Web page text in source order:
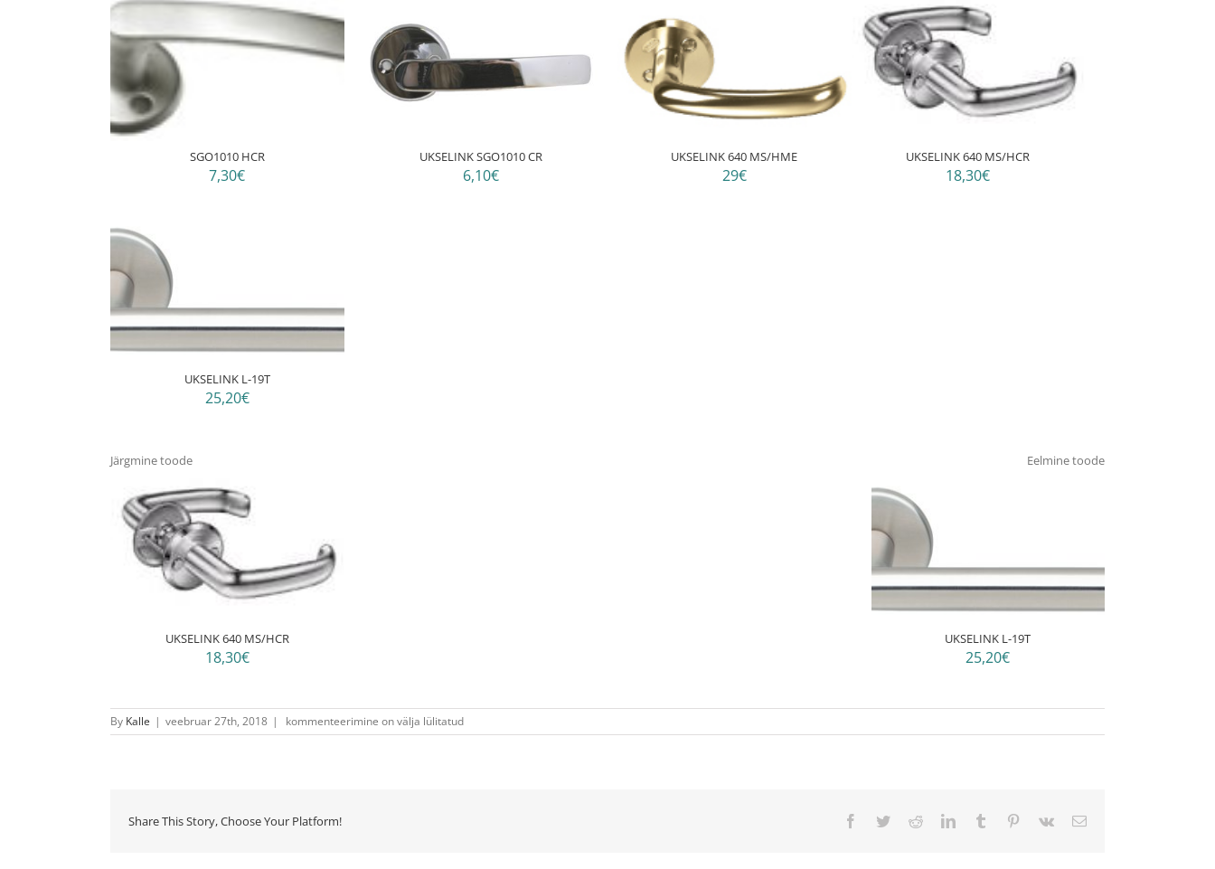
SGO1010 HCR
7,30€
UKSELINK SGO1010 CR
6,10€
UKSELINK 640 MS/HME
29€
UKSELINK 640 MS/HCR
18,30€
UKSELINK L-19T
25,20€
Järgmine toode
UKSELINK 640 MS/HCR
18,30€
Eelmine toode
UKSELINK L-19T
25,20€
By Kalle | veebruar 27th, 2018 |
Ukselink
640
kommenteerimine on välja lülitatud
Share This Story, Choose Your Platform! Facebook
TwitterRedditLinkedInTumblr Pinterest
Vk Email